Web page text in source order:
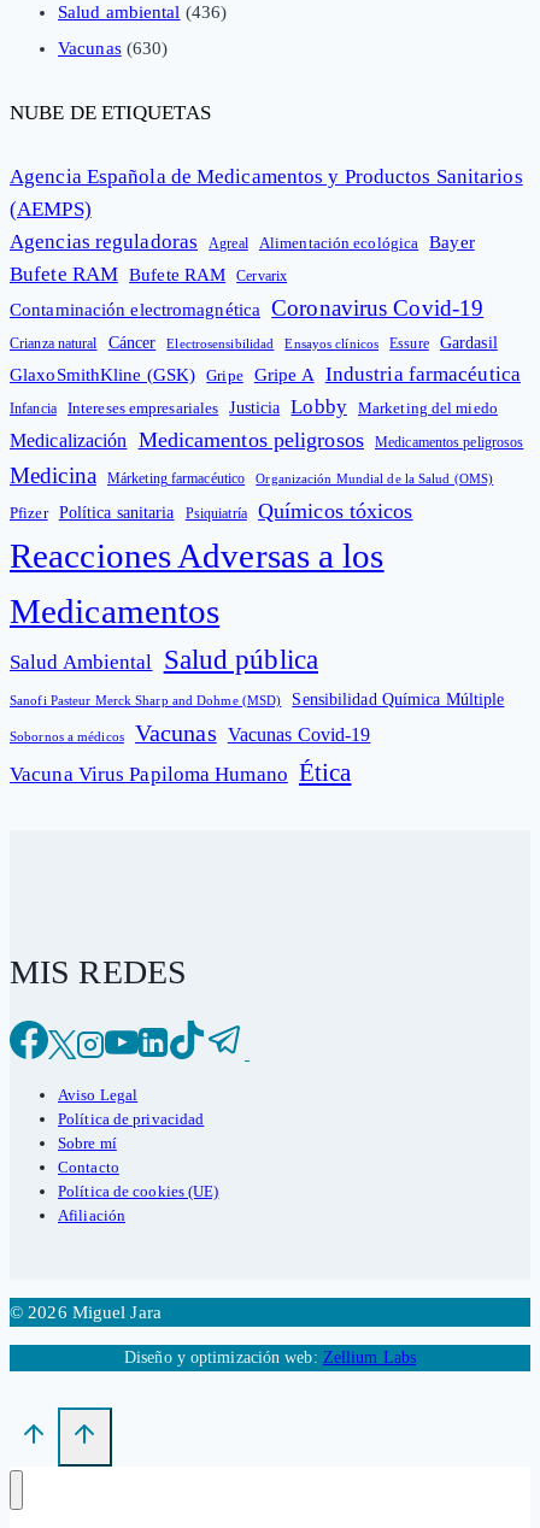
Salud ambiental (436)
Vacunas(630)
NUBE DE ETIQUETAS
Agencia Española de Medicamentos y Productos Sanitarios
(AEMPS)
Agencias reguladoras
Agreal Alimentación ecológica Bayer
Bufete RAM Bufete RAM Cervarix
Contaminación electromagnética Coronavirus Covid-19
Crianza natural Cáncer Electrosensibilidad Ensayos clínicos Essure Gardasil
GlaxoSmithKline (GSK) Gripe Gripe A Industria farmacéutica
Infancia Intereses empresariales Justicia Lobby Marketing del miedo
Medicalización Medicamentos peligrosos Medicamentos peligrosos
Medicina Márketing farmacéutico Organización Mundial de la Salud (OMS)
Pfizer Política sanitaria Psiquiatría Químicos tóxicos
Reacciones Adversas a los
Medicamentos
Salud Ambiental Salud pública
Sanofi Pasteur Merck Sharp and Dohme (MSD) Sensibilidad Química Múltiple
Sobornos a médicos Vacunas Vacunas Covid-19
Vacuna Virus Papiloma Humano Ética
MIS REDES
Aviso Legal
Política de privacidad
Sobre mí
Contacto
Política de cookies (UE)
Afiliación
© 2026 Miguel Jara
Diseño y optimización web: Zellium Labs